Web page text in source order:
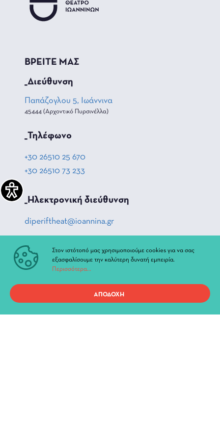
ΒΡΕΙΤΕ ΜΑΣ
_Διεύθυνση
Παπάζογλου 5, Ιωάννινα
45444 (Αρχοντικό Πυρσινέλλα)
_Τηλέφωνο
+30 26510 25 670
+30 26510 73 233
_Hλεκτρονική διεύθυνση
diperiftheat@ioannina.gr
ΑΚΟΛΟΥΘΗΣΤΕ ΜΑΣ
Στον ιστότοπό μας χρησιμοποιούμε cookies για να σας
εξασφαλίσουμε την καλύτερη δυνατή εμπειρία.
Περισσότερα...
ΑΠΟΔΟΧΗ